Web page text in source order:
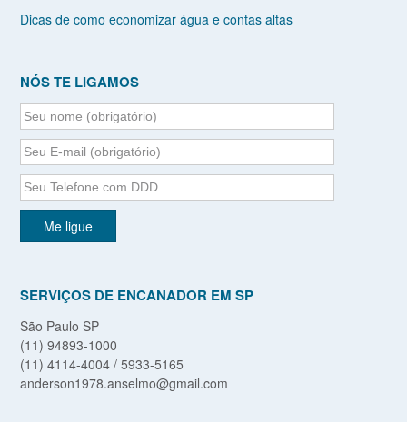
Dicas de como economizar água e contas altas
NÓS TE LIGAMOS
SERVIÇOS DE ENCANADOR EM SP
São Paulo SP
(11) 94893-1000
(11) 4114-4004 / 5933-5165
anderson1978.anselmo@gmail.com